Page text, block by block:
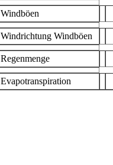
Windböen
Windrichtung Windböen
Regenmenge
Evapotranspiration